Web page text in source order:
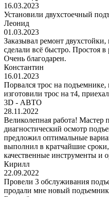
16.03.2023
Установили двухстоечный
Леонид
01.03.2023
Заказывал ремонт
сделали всё быстро. Простоя в
Очень благодарен.
Константин
16.01.2023
Порвался трос на подъемнике,
изготовили трос на т4,
3D - АВТО
28.11.2022
Великолепная работа! Мастер
диагностический осмотр
предложил оптимальные
выполнил в кратчайшие сроки,
качественные инструменты и
Кирилл
22.09.2022
Провели 3 обслуживания
продали мне новый